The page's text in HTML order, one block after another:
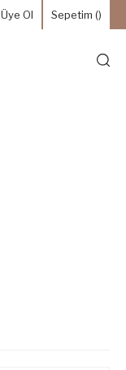
Üye Ol Sepetim ()